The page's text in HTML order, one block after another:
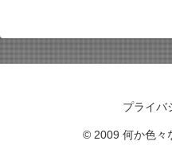
プライバ
© 2009 何か色々